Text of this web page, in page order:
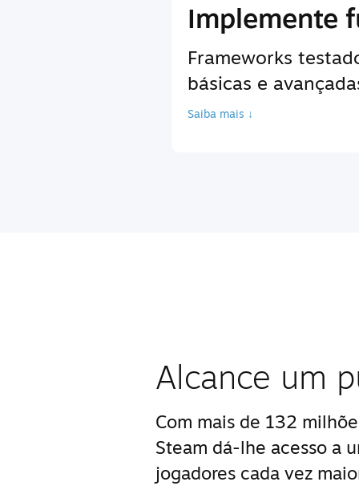
Implemente
Frameworks
básicas e
Saiba mais ↓
Alcance um
Com mais de 132
Steam dá-lhe acesso a
jogadores cada vez